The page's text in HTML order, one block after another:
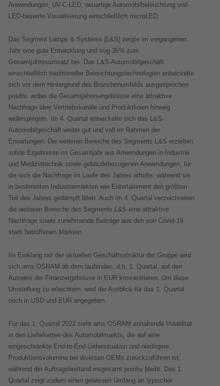
Anwendungen, UV-C-LED, neuartige Automobilbeleuchtung und
LED-basierte Visualisierung einschließlich microLED.
Das Segment Lamps & Systems (L&S) zeigte im vergangenen
Jahr eine gute Entwicklung und trug 35% zum
Gesamtjahresumsatz bei. Das L&S-Automobilgeschäft
einschließlich traditioneller Beleuchtungstechnologien entwickelte
sich vor dem Hintergrund des Branchenumfelds ausgesprochen
positiv, wobei die Gesamtjahresergebnisse eine attraktive
Nachfrage über Vertriebskanäle und Produktlinien hinweg
widerspiegeln. Im 4. Quartal entwickelte sich das L&S-
Automobilgeschäft weiter gut und voll im Rahmen der
Erwartungen. Die weiteren Bereiche des Segments L&S erzielten
solide Ergebnisse im Gesamtjahr aus Anwendungen in Industrie
und Medizintechnik sowie gebäudebezogenen Anwendungen, für
die sich die Nachfrage im Laufe des Jahres erholte, während sie
in bestimmten Industriemärkten wie Entertainment den größten
Teil des Jahres gedämpft blieb. Auch im 4. Quartal verzeichneten
die weiteren Bereiche des Segments L&S eine attraktive
Nachfrage sowie zunehmende Beiträge aus den von Covid-19
stark betroffenen Märkten.
Im Einklang mit der aktuellen Geschäftsstruktur der Gruppe wird
sich ams OSRAM ab dem laufenden, d.h. 1. Quartal, auf den
Ausweis der Finanzergebnisse in EUR konzentrieren. Um diese
Umstellung zu erleichtern, wird der Ausblick für das 1. Quartal
noch in USD und EUR angegeben.
Für das 1. Quartal 2022 sieht ams OSRAM anhaltende Volatilität
in den Lieferketten des Automobilmarkts, die auf eine
eingeschränkte End-to-End-Liefersituation und niedrigere
Produktionsvolumina bei diversen OEMs zurückzuführen ist,
während der Auftragsbestand insgesamt positiv bleibt. Das 1.
Quartal zeigt zudem einen gewissen Umfang an typischer